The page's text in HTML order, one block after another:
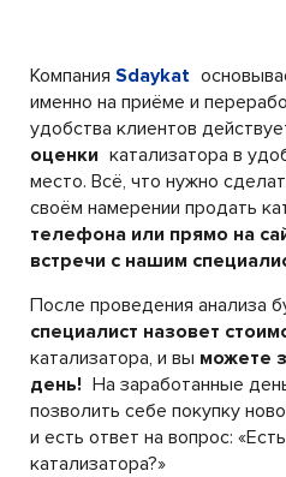
Компания Sdaykat
именно на приёме и
удобства клиентов
оценки катализатора в
место. Всё, что нужно
своём намерении продать
телефона или прямо на
встречи с нашим
После проведения анализа
специалист назовет
катализатора, и вы можете
день! На заработанные
позволить себе покупку
и есть ответ на вопрос:
катализатора?»